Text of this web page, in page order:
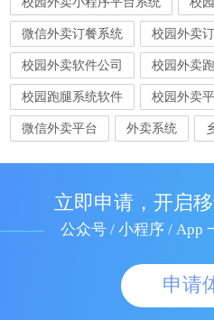
微信外卖订餐系统 校园外卖
校园外卖软件公司 校园外卖
校园跑腿系统软件 校园外卖
微信外卖平台 外卖系统
立即申请，开启
公众号 / 小程序 / App
申请